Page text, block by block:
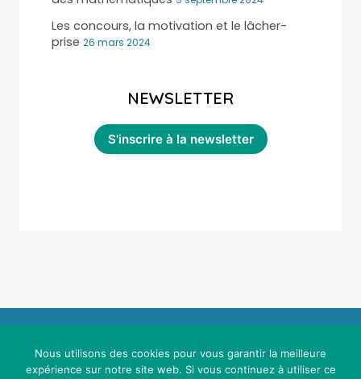
Les concours, la motivation et le lâcher-
prise 26 mars 2024
NEWSLETTER
Nous utilisons des cookies pour vous garantir la meilleure
expérience sur notre site web. Si vous continuez à utiliser ce